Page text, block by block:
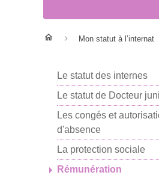
Mon statut à l’internat
Le statut des internes
Le statut de Docteur
Les congés et
d'absence
La protection sociale
Rémunération